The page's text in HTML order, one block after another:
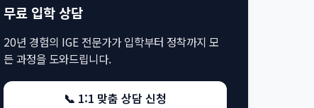
무료 입학 상담
20년 경험의 IGE 전문가가 입학부터 정착까지 모
든 과정을 도와드립니다.
📞 1:1 맞춤 상담 신청